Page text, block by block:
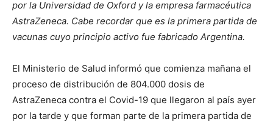
por la Universidad de Oxford y la empresa farmacéutica
AstraZeneca. Cabe recordar que es la primera partida de
vacunas cuyo principio activo fue fabricado Argentina.
El Ministerio de Salud informó que comienza mañana el
proceso de distribución de 804.000 dosis de
AstraZeneca contra el Covid-19 que llegaron al país ayer
por la tarde y que forman parte de la primera partida de